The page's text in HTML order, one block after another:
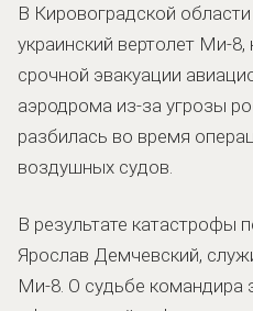
В Кировоградской
украинский вертолет Ми-
срочной эвакуации
аэродрома из-за угрозы
разбилась во время
воздушных судов.
В результате катастрофы
Ярослав Демчевский,
Ми-8. О судьбе командира